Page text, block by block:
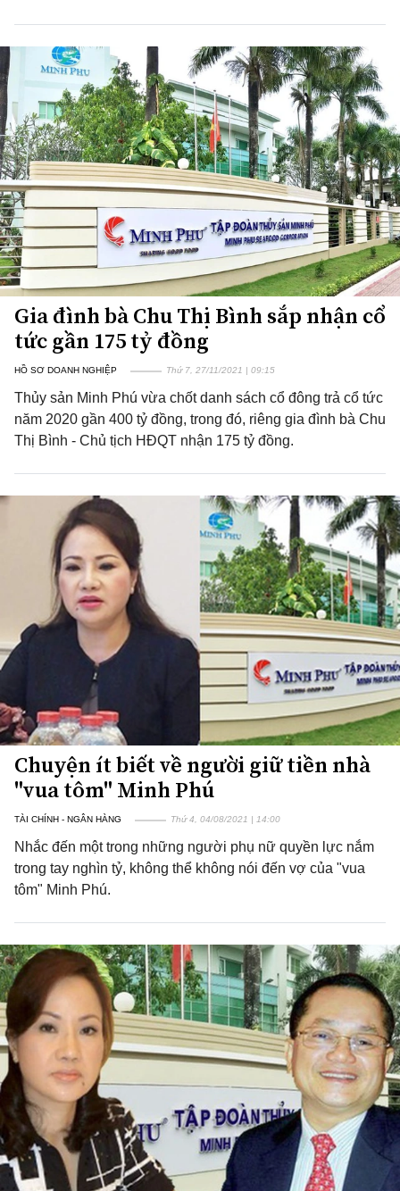
Gia đình bà Chu Thị Bình sắp nhận cổ
tức gần 175 tỷ đồng
HỒ SƠ DOANH NGHIỆP Thứ 7, 27/11/2021 | 09:15
Thủy sản Minh Phú vừa chốt danh sách cổ đông trả cổ tức
năm 2020 gần 400 tỷ đồng, trong đó, riêng gia đình bà Chu
Thị Bình - Chủ tịch HĐQT nhận 175 tỷ đồng.
Chuyện ít biết về người giữ tiền nhà
"vua tôm" Minh Phú
TÀI CHÍNH - NGÂN HÀNG Thứ 4, 04/08/2021 | 14:00
Nhắc đến một trong những người phụ nữ quyền lực nắm
trong tay nghìn tỷ, không thể không nói đến vợ của "vua
tôm" Minh Phú.